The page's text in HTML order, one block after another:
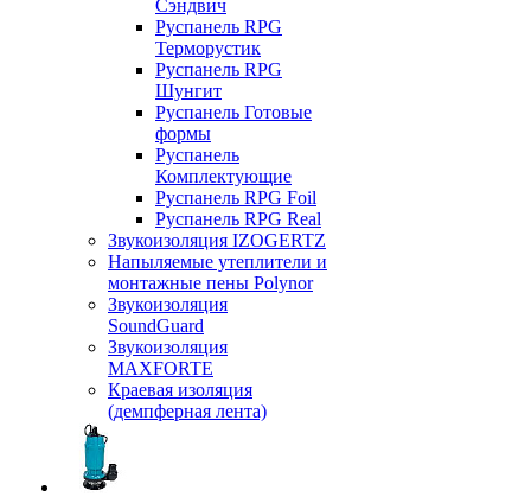
Сэндвич
Руспанель RPG
Терморустик
Руспанель RPG
Шунгит
Руспанель Готовые
формы
Руспанель
Комплектующие
Руспанель RPG Foil
Руспанель RPG Real
Звукоизоляция IZOGERTZ
Напыляемые утеплители и
монтажные пены Polynor
Звукоизоляция
SoundGuard
Звукоизоляция
MAXFORTE
Краевая изоляция
(демпферная лента)